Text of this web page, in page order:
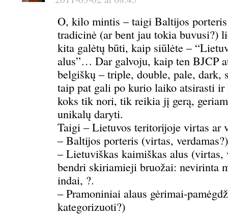
O, kilo mintis – taigi Baltijos
tradicinė (ar bent jau tokia buvusi?)
kita galėtų būti, kaip siūlėte –
alus”… Dar galvoju, kaip ten BJCP
belgiškų – triple, double, pale, dark,
taip pat gali po kurio laiko atsirasti
koks tik nori, tik reikia jį gerą,
unikalų daryti.
Taigi – Lietuvos teritorijoje virtas ar
– Baltijos porteris (virtas, verdamas?)
– Lietuviškas kaimiškas alus (virtas,
bendri skiriamieji bruožai: nevirinta
indai, ?.
– Pramoniniai alaus gėrimai-
kategorizuoti?)